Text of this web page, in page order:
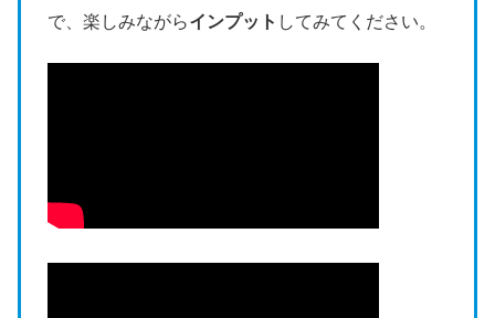
で、楽しみながらインプット してみてください。